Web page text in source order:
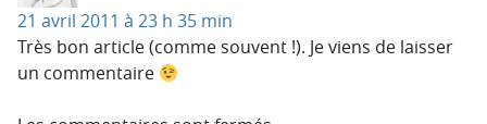
21 avril 2011 à 23 h 35 min
Très bon article (comme souvent !). Je viens de laisser
un commentaire